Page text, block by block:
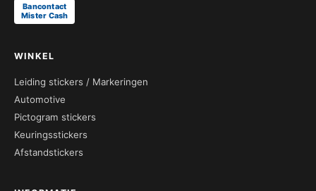
Bancontact
Mister Cash
WINKEL
Leiding stickers / Markeringen
Automotive
Pictogram stickers
Keuringsstickers
Afstandstickers